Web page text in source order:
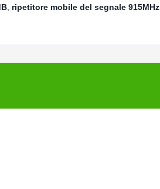
ripetitore mobile del segnale 915MHz